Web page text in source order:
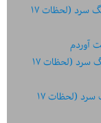
قطعه جاده‌ها: موسیقی متن سریال جنگ سرد (لحظات ۱۷
آوردم
قطعه جاده‌ها: موسیقی متن سریال جنگ سرد (لحظات ۱۷
قطعه جاده‌ها: موسیقی متن سریال جنگ سرد (لحظات ۱۷